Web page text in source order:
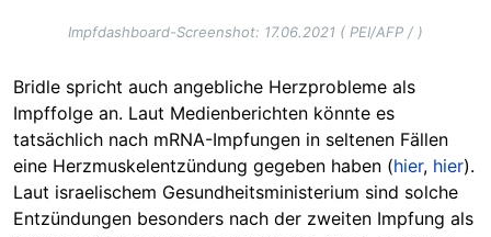
Impfdashboard-Screenshot: 17.06.2021 ( PEI/AFP / )
Bridle spricht auch angebliche Herzprobleme als
Impffolge an. Laut Medienberichten könnte es
tatsächlich nach mRNA-Impfungen in seltenen Fällen
eine Herzmuskelentzündung gegeben haben (hier, hier).
Laut israelischem Gesundheitsministerium sind solche
Entzündungen besonders nach der zweiten Impfung als